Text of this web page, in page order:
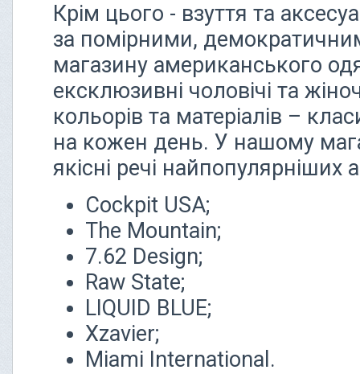
Крім цього - взуття та
за помірними,
магазину американського
ексклюзивні чоловічі та
кольорів та матеріалів –
на кожен день. У нашому
якісні речі
Cockpit USA;
The Mountain;
7.62 Design;
Raw State;
LIQUID BLUE;
Xzavier;
Miami International.